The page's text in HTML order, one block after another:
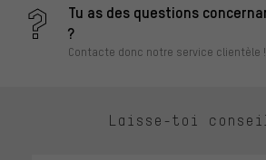
Tu as des questions
?
Contacte donc notre service clientèle !
Laisse-toi